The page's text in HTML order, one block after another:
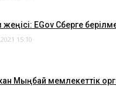
жеңісі: EGov Сберге
15:10
Мыңбай мемлекеттік